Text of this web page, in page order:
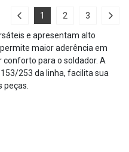
1 2 3
e apresentam alto
maior aderência em
para o soldador. A
253 da linha, facilita sua
peças.